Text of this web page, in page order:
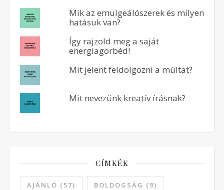
Mik az emulgeálószerek és milyen
hatásuk van?
Így rajzold meg a saját
energiagörbéd!
Mit jelent feldolgozni a múltat?
Mit nevezünk kreatív írásnak?
CÍMKÉK
AJÁNLÓ (57) BOLDOGSÁG (9)